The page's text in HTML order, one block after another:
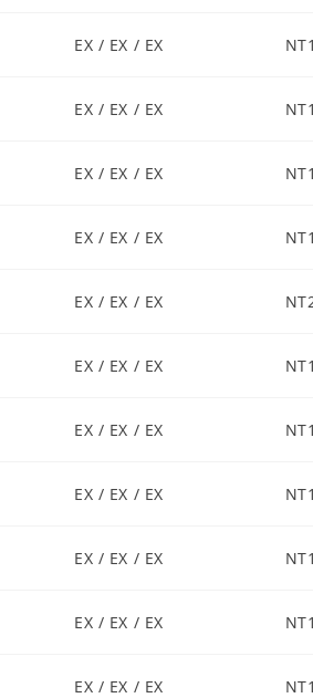
EX / EX / EX
EX / EX / EX
EX / EX / EX
EX / EX / EX
EX / EX / EX
EX / EX / EX
EX / EX / EX
EX / EX / EX
EX / EX / EX
EX / EX / EX
EX / EX / EX